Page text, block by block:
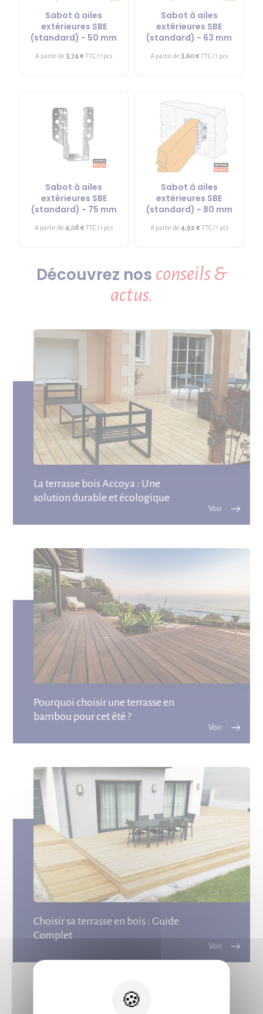
Sabot à ailes
extérieures SBE
(standard) - 50 mm
A partir de3,74 € TTC / 1 pcs
Sabot à ailes
extérieures SBE
(standard) - 63 mm
A partir de3,60 € TTC / 1 pcs
Sabot à ailes
extérieures SBE
(standard) - 75 mm
A partir de4,08 € TTC / 1 pcs
Sabot à ailes
extérieures SBE
(standard) - 80 mm
A partir de 4,92 € TTC / 1 pcs
Découvrez nos conseils &
actus.
La terrasse bois Accoya : Une
solution durable et écologique
Pourquoi choisir une terrasse en
bambou pour cet été ?
Choisir sa terrasse en bois : Guide
Complet